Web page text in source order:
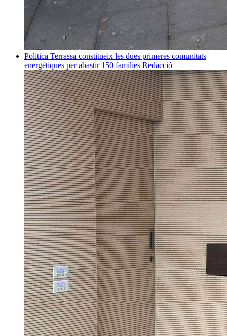
Política Terrassa constitueix les dues primeres comunitats
energètiques per abastir 150 famílies Redacció